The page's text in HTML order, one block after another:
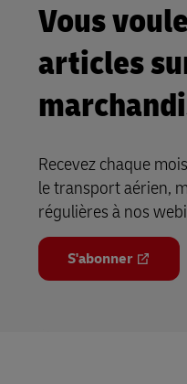
Vous
articles
Recevez chaque
le transport aérien,
régulières à nos
S'abonner